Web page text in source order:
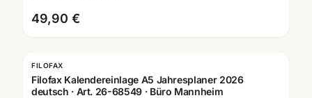
49,90 €
FILOFAX
Filofax Kalendereinlage A5 Jahresplaner 2026
deutsch · Art. 26-68549 · Büro Mannheim